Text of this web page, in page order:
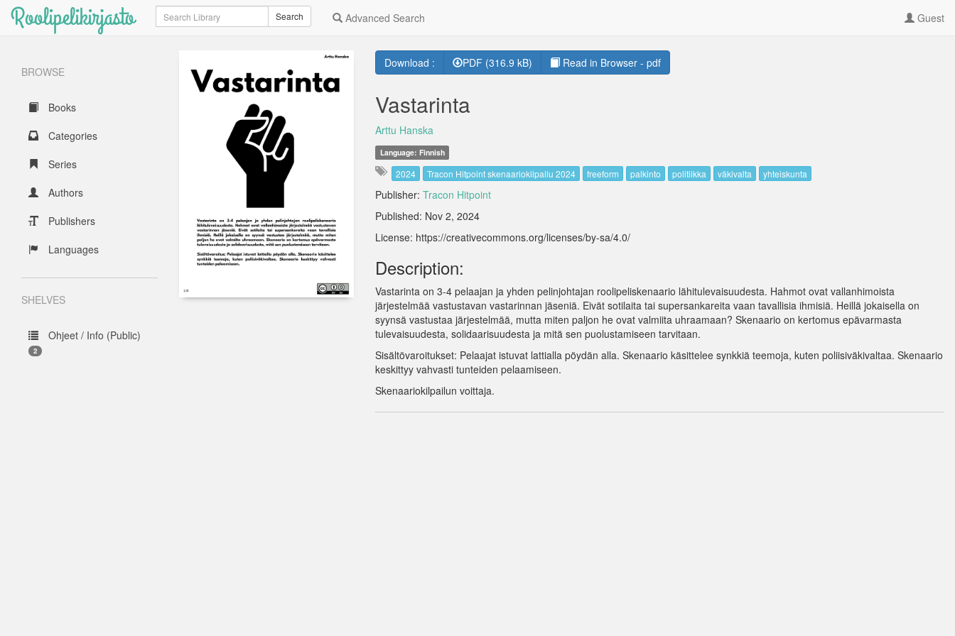
Roolipelikirjasto Search Search Advanced Search Guest
BROWSE
Books
Categories
Series
Authors
Publishers
Languages
SHELVES
Ohjeet / Info (Public)
2
Download : PDF (316.9 kB) Read in Browser - pdf
Vastarinta
Arttu Hanska
Language: Finnish
2024 Tracon Hitpoint skenaariokilpailu 2024 freeform palkinto politiikka väkivalta yhteiskunta
Publisher:Tracon Hitpoint
Published: Nov 2, 2024
License: https://creativecommons.org/licenses/by-sa/4.0/
Description:
Vastarinta on 3-4 pelaajan ja yhden pelinjohtajan roolipeliskenaario lähitulevaisuudesta. Hahmot ovat vallanhimoista
järjestelmää vastustavan vastarinnan jäseniä. Eivät sotilaita tai supersankareita vaan tavallisia ihmisiä. Heillä jokaisella on
syynsä vastustaa järjestelmää, mutta miten paljon he ovat valmiita uhraamaan? Skenaario on kertomus epävarmasta
tulevaisuudesta, solidaarisuudesta ja mitä sen puolustamiseen tarvitaan.
Sisältövaroitukset: Pelaajat istuvat lattialla pöydän alla. Skenaario käsittelee synkkiä teemoja, kuten poliisiväkivaltaa. Skenaario
keskittyy vahvasti tunteiden pelaamiseen.
Skenaariokilpailun voittaja.